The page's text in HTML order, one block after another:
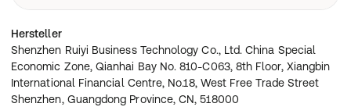
Shenzhen Ruiyi Business Technology Co., Ltd. China
Special Economic Zone, Qianhai Bay No. 810-C063, 8th
Floor, Xiangbin International Financial Centre, No.18,
West Free Trade Street Shenzhen, Guangdong Province,
CN, 518000
Hersteller
Shenzhen Ruiyi Business Technology Co., Ltd. China Special
Economic Zone, Qianhai Bay No. 810-C063, 8th Floor, Xiangbin
International Financial Centre, No.18, West Free Trade Street
Shenzhen, Guangdong Province, CN, 518000